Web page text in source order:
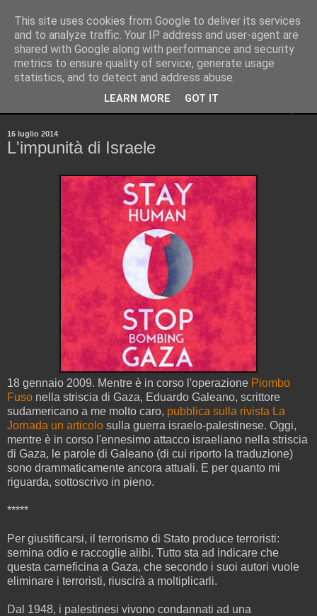
Pinellus
Pensieri in streaming, rigorosamente random.
16 luglio 2014
L'impunità di Israele
18 gennaio 2009. Mentre è in corso l'operazione Piombo
Fuso nella striscia di Gaza, Eduardo Galeano, scrittore
sudamericano a me molto caro, pubblica sulla rivista La
Jornada un articolo sulla guerra israelo-palestinese. Oggi,
mentre è in corso l'ennesimo attacco israeliano nella striscia
di Gaza, le parole di Galeano (di cui riporto la traduzione)
sono drammaticamente ancora attuali. E per quanto mi
riguarda, sottoscrivo in pieno.
*****
Per giustificarsi, il terrorismo di Stato produce terroristi:
semina odio e raccoglie alibi. Tutto sta ad indicare che
questa carneficina a Gaza, che secondo i suoi autori vuole
eliminare i terroristi, riuscirà a moltiplicarli.
Dal 1948, i palestinesi vivono condannati ad una
This site uses cookies from Google to deliver its services
and to analyze traffic. Your IP address and user-agent are
shared with Google along with performance and security
metrics to ensure quality of service, generate usage
statistics, and to detect and address abuse.
LEARN MORE GOT IT